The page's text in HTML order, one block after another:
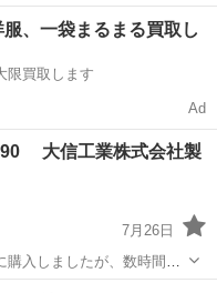
節電にも役立ちます。 外
、新品同様です。取説付
服、一袋まるまる買取し
限買取します
Ad
90 大信工業株式会社製
7月26日
入しましたが、数時間し
な汚れはありますが、動